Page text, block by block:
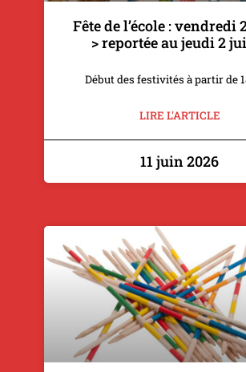
Fête de l’école : vendredi
> reportée au jeudi 2
Début des festivités à partir de
LIRE L'ARTICLE
11 juin 2026